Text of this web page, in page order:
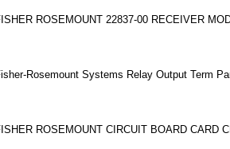
ROSEMOUNT 22837-00 RECEIVER
Rosemount Systems Relay Output Term
ROSEMOUNT CIRCUIT BOARD CARD